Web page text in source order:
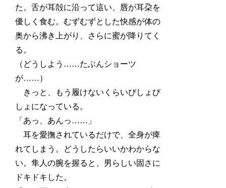
た。舌が耳殻に沿って這い、唇が耳朶を
優しく食む。むずむずとした快感が体の
奥から沸き上がり、さらに蜜が降りてく
る。
（どうしよう……たぶんショーツ
が……）
きっと、もう履けないくらいびしょび
しょになっている。
「あっ、あんっ……」
耳を愛撫されているだけで、全身が痺
れてしまう。どうしたらいいかわからな
い。隼人の腕を握ると、男らしい固さに
ドキドキした。